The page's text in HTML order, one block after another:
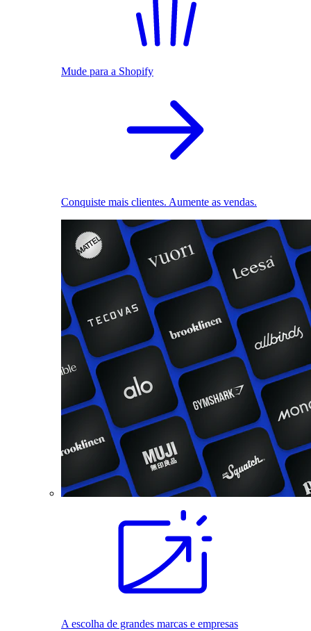
Mude para a Shopify
Conquiste mais clientes. Aumente as vendas.
A escolha de grandes marcas e empresas